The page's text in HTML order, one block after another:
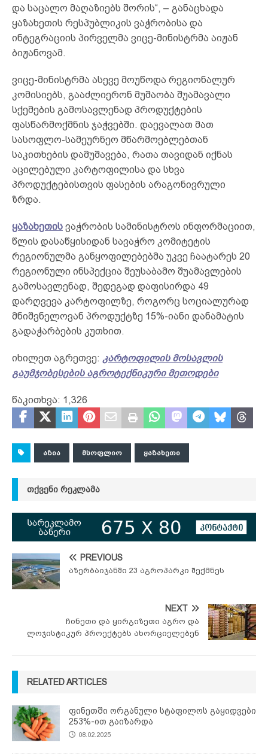
და საცალო მაღაზიებს შორის“, – განაცხადა
ყაზახეთის რესპუბლიკის ვაჭრობისა და
ინტეგრაციის პირველმა ვიცე-მინისტრმა აიჟან
ბიჟანოვამ.
ვიცე-მინისტრმა ასევე მოუწოდა რეგიონალურ
კომისიებს, გააძლიერონ მუშაობა შუამავალი
სქემების გამოსავლენად პროდუქტების
ფასწარმოქმნის ჯაჭვებში. დაევალათ მათ
სასოფლო-სამეურნეო მწარმოებლებთან
საკითხების დამუშავება, რათა თავიდან იქნას
აცილებული კარტოფილისა და სხვა
პროდუქტებისთვის ფასების არაგონივრული
ზრდა.
ყაზახეთის ვაჭრობის სამინისტროს ინფორმაციით,
წლის დასაწყისიდან სავაჭრო კომიტეტის
რეგიონულმა განყოფილებებმა უკვე ჩაატარეს 20
რეგიონული ინსპექცია შეუსაბამო შუამავლების
გამოსავლენად, შედეგად დაფისირდა 49
დარღვევა კარტოფილზე, როგორც სოციალურად
მნიშვნელოვან პროდუქტზე 15%-იანი დანამატის
გადაჭარბების კუთხით.
იხილეთ აგრეთვე: კარტოფილის მოსავლის
გაუმჯობესების აგროტექნიკური მეთოდები
წაკითხვა: 1,326
ᲐᲖᲘᲐ ᲛᲡᲝᲤᲚᲘᲝ ᲧᲐᲖᲐᲮᲔᲗᲘ
ᲗᲥᲕᲔᲜᲘ ᲠᲔᲙᲚᲐᲛᲐ
PREVIOUS
აზერბაიჯანში 23 აგროპარკი შექმნეს
NEXT
ჩინეთი და ყირგიზეთი აგრო და
ლოჯისტიკურ პროექტებს ახორციელებენ
RELATED ARTICLES
ფინეთში ორგანული სტაფილოს გაყიდვები
253%-ით გაიზარდა
08.02.2025